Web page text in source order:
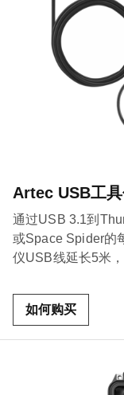
Artec USB工
通过USB 3.1到
或Space Spider的
仪USB线延长5米
如何购买